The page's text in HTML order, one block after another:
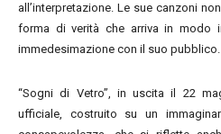
all’interpretazione. Le sue canzoni
forma di verità che arriva in modo
immedesimazione con il suo pubblico.
“Sogni di Vetro”, in uscita il 22
ufficiale, costruito su un